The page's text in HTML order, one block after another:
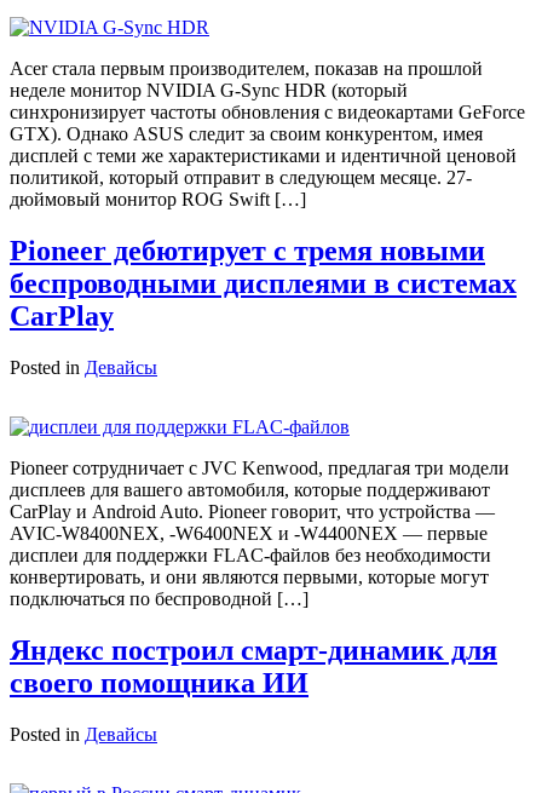
Acer стала первым производителем, показав на прошлой
неделе монитор NVIDIA G-Sync HDR (который
синхронизирует частоты обновления с видеокартами GeForce
GTX). Однако ASUS следит за своим конкурентом, имея
дисплей с теми же характеристиками и идентичной ценовой
политикой, который отправит в следующем месяце. 27-
дюймовый монитор ROG Swift […]
Pioneer дебютирует с тремя новыми
беспроводными дисплеями в системах
CarPlay
Posted in Девайсы
Pioneer сотрудничает с JVC Kenwood, предлагая три модели
дисплеев для вашего автомобиля, которые поддерживают
CarPlay и Android Auto. Pioneer говорит, что устройства —
AVIC-W8400NEX, -W6400NEX и -W4400NEX — первые
дисплеи для поддержки FLAC-файлов без необходимости
конвертировать, и они являются первыми, которые могут
подключаться по беспроводной […]
Яндекс построил смарт-динамик для
своего помощника ИИ
Posted in Девайсы